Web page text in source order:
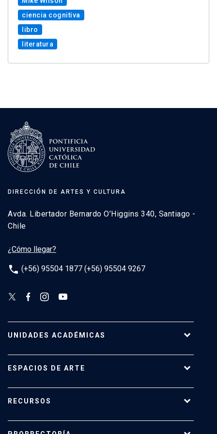
ciencia cognitiva
libro
literatura
DIRECCIÓN DE ARTES Y CULTURA
Avda. Libertador Bernardo O’Higgins 340, Santiago -
Chile
¿Cómo llegar?
phone (+56) 95504 1877 (+56) 95504 9267
UNIDADES ACADÉMICAS
Escuela de Arte
Escuela de Diseño
Facultad de Comunicaciones
ESPACIOS DE ARTE
Galería Macchina
RECURSOS